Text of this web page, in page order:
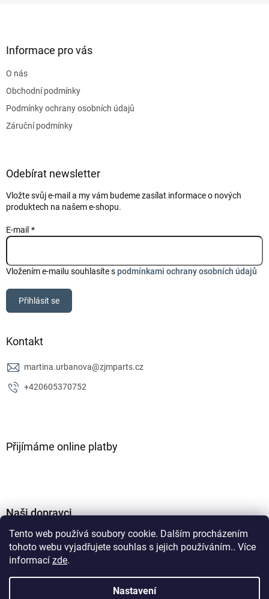
Tento web používá soubory cookie. Dalším procházením
tohoto webu vyjadřujete souhlas s jejich používáním.. Více
informací zde.
Nastavení
Informace pro vás
O nás
Obchodní podmínky
Podmínky ochrany osobních údajů
Záruční podmínky
Odebírat newsletter
Vložte svůj e-mail a my vám budeme zasílat informace o nových
produktech na našem e-shopu.
E-mail
Vložením e-mailu souhlasíte spodmínkami ochrany osobních údajů
Přihlásit se
Kontakt
martina.urbanova@zjmparts.cz
+420605370752
Přijímáme online platby
Naši dopravci
Vytvořil Shoptet